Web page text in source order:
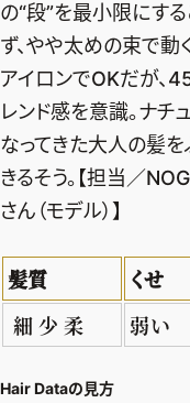
の“段”を最小限にす
ず、やや太めの束で動
アイロンでOKだが、
レンド感を意識。ナチ
なってきた大人の髪を
きるそう。【担当／
さん（モデル）】
髪質
くせ
細 少 柔
弱い
Hair Dataの見方